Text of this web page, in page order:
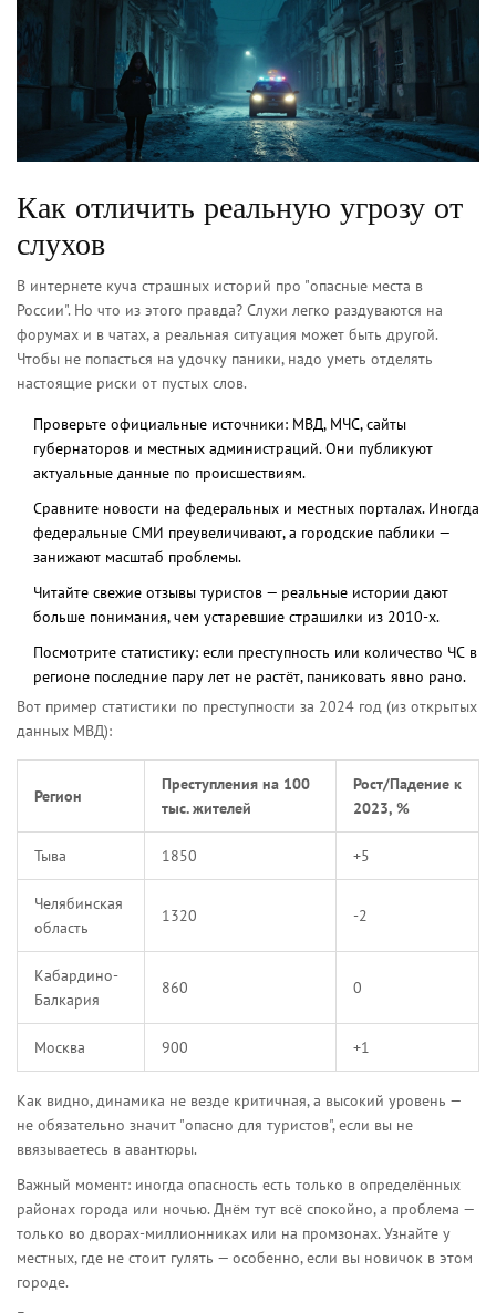
Как отличить реальную угрозу от
слухов
В интернете куча страшных историй про "опасные места в
России". Но что из этого правда? Слухи легко раздуваются на
форумах и в чатах, а реальная ситуация может быть другой.
Чтобы не попасться на удочку паники, надо уметь отделять
настоящие риски от пустых слов.
Проверьте официальные источники: МВД, МЧС, сайты
губернаторов и местных администраций. Они публикуют
актуальные данные по происшествиям.
Сравните новости на федеральных и местных порталах. Иногда
федеральные СМИ преувеличивают, а городские паблики —
занижают масштаб проблемы.
Читайте свежие отзывы туристов — реальные истории дают
больше понимания, чем устаревшие страшилки из 2010-х.
Посмотрите статистику: если преступность или количество ЧС в
регионе последние пару лет не растёт, паниковать явно рано.
Вот пример статистики по преступности за 2024 год (из открытых
данных МВД):
Регион
Преступления на 100
тыс. жителей
Рост/Падение к
2023, %
Тыва 1850 +5
Челябинская
область
1320 -2
Кабардино-
Балкария
860 0
Москва 900 +1
Как видно, динамика не везде критичная, а высокий уровень —
не обязательно значит "опасно для туристов", если вы не
ввязываетесь в авантюры.
Важный момент: иногда опасность есть только в определённых
районах города или ночью. Днём тут всё спокойно, а проблема —
только во дворах-миллионниках или на промзонах. Узнайте у
местных, где не стоит гулять — особенно, если вы новичок в этом
городе.